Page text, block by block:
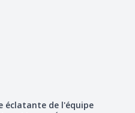
éclatante de l'équipe